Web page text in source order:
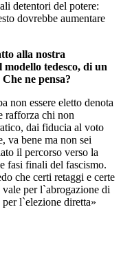
detentori del potere:
dovrebbe aumentare
alla nostra
tedesco, di un
ne pensa?
non essere eletto denota
rafforza chi non
dai fiducia al voto
va bene ma non sei
il percorso verso la
fasi finali del fascismo.
che certi retaggi e certe
vale per l`abrogazione di
l`elezione diretta»